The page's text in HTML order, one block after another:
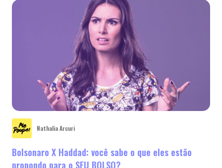
Nathalia Arcuri
Bolsonaro X Haddad: você sabe o que eles estão
propondo para o SEU BOLSO?